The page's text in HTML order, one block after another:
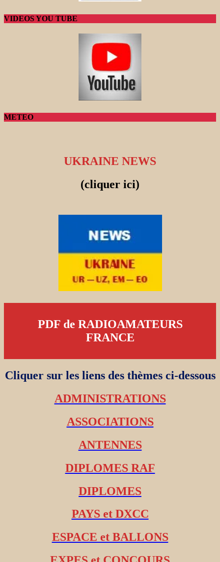
VIDEOS YOU TUBE
METEO
UKRAINE NEWS
(cliquer ici)
PDF de RADIOAMATEURS
FRANCE
Cliquer sur les liens des thèmes ci-dessous
ADMINISTRATIONS
ASSOCIATIONS
ANTENNES
DIPLOMES RAF
DIPLOMES
PAYS et DXCC
ESPACE et BALLONS